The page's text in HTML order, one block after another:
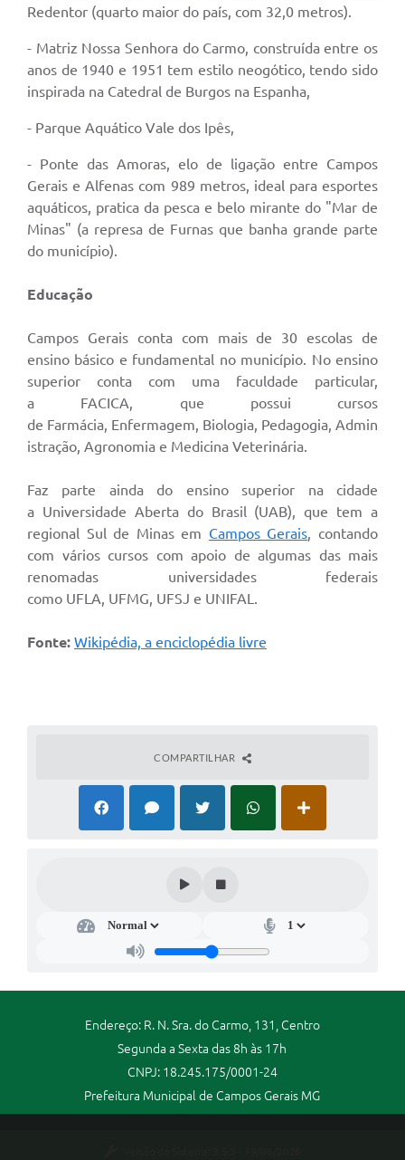
Redentor (quarto maior do país, com 32,0 metros).
- Matriz Nossa Senhora do Carmo, construída entre os
anos de 1940 e 1951 tem estilo neogótico, tendo sido
inspirada na Catedral de Burgos na Espanha,
- Parque Aquático Vale dos Ipês,
- Ponte das Amoras, elo de ligação entre Campos
Gerais e Alfenas com 989 metros, ideal para esportes
aquáticos, pratica da pesca e belo mirante do "Mar de
Minas" (a represa de Furnas que banha grande parte
do município).
Educação
Campos Gerais conta com mais de 30 escolas de
ensino básico e fundamental no município. No ensino
superior conta com uma faculdade particular,
a FACICA, que possui cursos
de Farmácia, Enfermagem, Biologia, Pedagogia, Admin
istração, Agronomia e Medicina Veterinária.
Faz parte ainda do ensino superior na cidade
a Universidade Aberta do Brasil (UAB), que tem a
regional Sul de Minas em Campos Gerais, contando
com vários cursos com apoio de algumas das mais
renomadas universidades federais
como UFLA, UFMG, UFSJ e UNIFAL.
Fonte: Wikipédia, a enciclopédia livre
COMPARTILHAR
Endereço: R. N. Sra. do Carmo, 131, Centro
Segunda a Sexta das 8h às 17h
CNPJ: 18.245.175/0001-24
Prefeitura Municipal de Campos Gerais MG